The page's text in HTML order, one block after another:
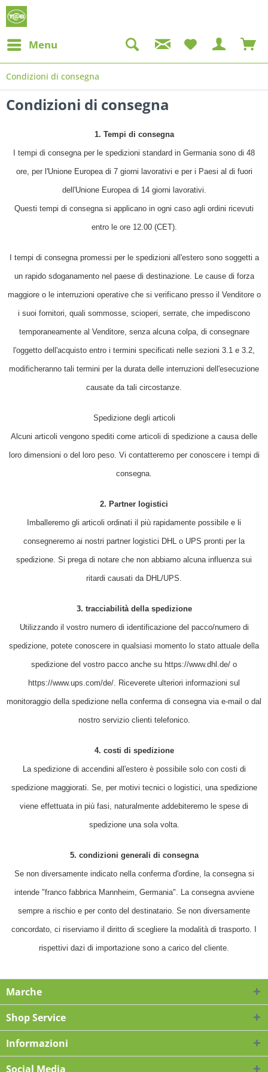
Menu
Condizioni di consegna
Condizioni di consegna
1. Tempi di consegna
I tempi di consegna per le spedizioni standard in Germania sono di 48
ore, per l'Unione Europea di 7 giorni lavorativi e per i Paesi al di fuori
dell'Unione Europea di 14 giorni lavorativi.
Questi tempi di consegna si applicano in ogni caso agli ordini ricevuti
entro le ore 12.00 (CET).
I tempi di consegna promessi per le spedizioni all'estero sono soggetti a
un rapido sdoganamento nel paese di destinazione. Le cause di forza
maggiore o le interruzioni operative che si verificano presso il Venditore o
i suoi fornitori, quali sommosse, scioperi, serrate, che impediscono
temporaneamente al Venditore, senza alcuna colpa, di consegnare
l'oggetto dell'acquisto entro i termini specificati nelle sezioni 3.1 e 3.2,
modificheranno tali termini per la durata delle interruzioni dell'esecuzione
causate da tali circostanze.
Spedizione degli articoli
Alcuni articoli vengono spediti come articoli di spedizione a causa delle
loro dimensioni o del loro peso. Vi contatteremo per conoscere i tempi di
consegna.
2. Partner logistici
Imballeremo gli articoli ordinati il più rapidamente possibile e li
consegneremo ai nostri partner logistici DHL o UPS pronti per la
spedizione. Si prega di notare che non abbiamo alcuna influenza sui
ritardi causati da DHL/UPS.
3. tracciabilità della spedizione
Utilizzando il vostro numero di identificazione del pacco/numero di
spedizione, potete conoscere in qualsiasi momento lo stato attuale della
spedizione del vostro pacco anche su https://www.dhl.de/ o
https://www.ups.com/de/. Riceverete ulteriori informazioni sul
monitoraggio della spedizione nella conferma di consegna via e-mail o dal
nostro servizio clienti telefonico.
4. costi di spedizione
La spedizione di accendini all'estero è possibile solo con costi di
spedizione maggiorati. Se, per motivi tecnici o logistici, una spedizione
viene effettuata in più fasi, naturalmente addebiteremo le spese di
spedizione una sola volta.
5. condizioni generali di consegna
Se non diversamente indicato nella conferma d'ordine, la consegna si
intende "franco fabbrica Mannheim, Germania". La consegna avviene
sempre a rischio e per conto del destinatario. Se non diversamente
concordato, ci riserviamo il diritto di scegliere la modalità di trasporto. I
rispettivi dazi di importazione sono a carico del cliente.
Marche
Shop Service
Informazioni
Social Media